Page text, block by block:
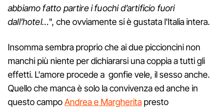
abbiamo fatto partire i fuochi d’artificio fuori
dall’hotel…", che ovviamente si è gustata l'Italia intera.
Insomma sembra proprio che ai due piccioncini non
manchi più niente per dichiararsi una coppia a tutti gli
effetti. L'amore procede a gonfie vele, il sesso anche.
Quello che manca è solo la convivenza ed anche in
questo campoAndrea e Margherita presto